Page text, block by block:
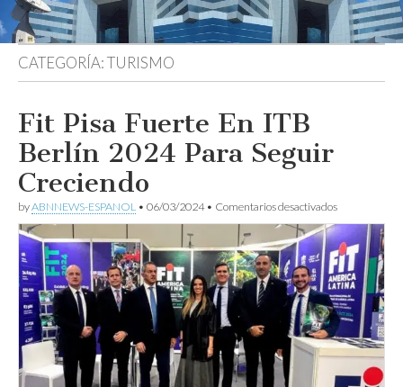
CATEGORÍA:TURISMO
Fit Pisa Fuerte En ITB
Berlín 2024 Para Seguir
Creciendo
byABNNEWS-ESPANOL • 06/03/2024• Comentarios desactivadosen
Pisa
Fuerte
En
ITB
Berlín
2024
Para
Seguir
Creciendo